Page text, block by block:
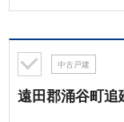
中古戸建
遠田郡涌谷町追